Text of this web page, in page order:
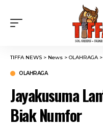
TIFFA NEWS > News > OLAHRAGA>
OLAHRAGA
Jayakusuma
Biak Numfor